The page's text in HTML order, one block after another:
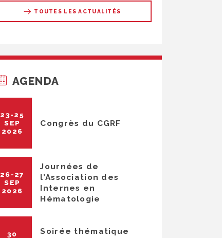
TOUTES LES ACTUALITÉS
AGENDA
23-25
SEP
2026
Congrès du CGRF
26-27
SEP
2026
Journées de
l’Association des
Internes en
Hématologie
30
Soirée thématique